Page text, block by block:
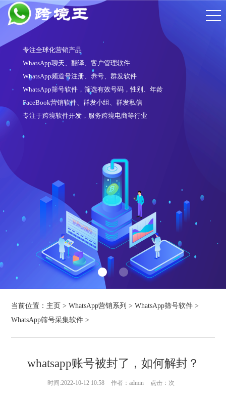
客户管理软件
养号、群发软件
选有效号码，性别、年龄
发小组、群发私信
服务跨境电商等行业
WhatsApp频道
注册6段频道号
当前位置： 主页 >WhatsApp营销系列 >WhatsApp筛号软件 >
WhatsApp筛号采集软件 >
whatsapp账号被封了，如何解封？
时间:2022-10-12 10:58 作者：admin 点击： 次